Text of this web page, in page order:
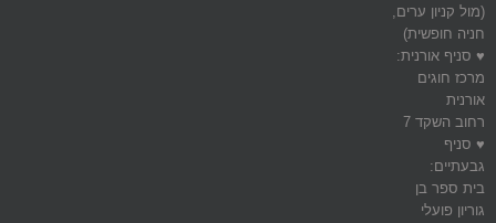
(מול קניון ערים,
חניה חופשית)
♥ סניף אורנית:
מרכז חוגים
אורנית
רחוב השקד 7
♥ סניף
גבעתיים:
בית ספר בן
גוריון פועלי